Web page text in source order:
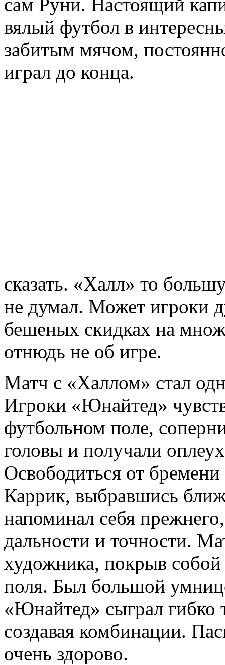
вялый футбол в
забитым мячом,
играл до конца.
сказать. «Халл» то
не думал. Может игроки
бешеных скидках на
отнюдь не об игре.
Матч с «Халлом» стал
Игроки «Юнайтед»
футбольном поле,
головы и получали
Освободиться от
Каррик, выбравшись
напоминал себя
дальности и точности.
художника, покрыв
поля. Был большой
«Юнайтед» сыграл гибко
создавая комбинации.
очень здорово.